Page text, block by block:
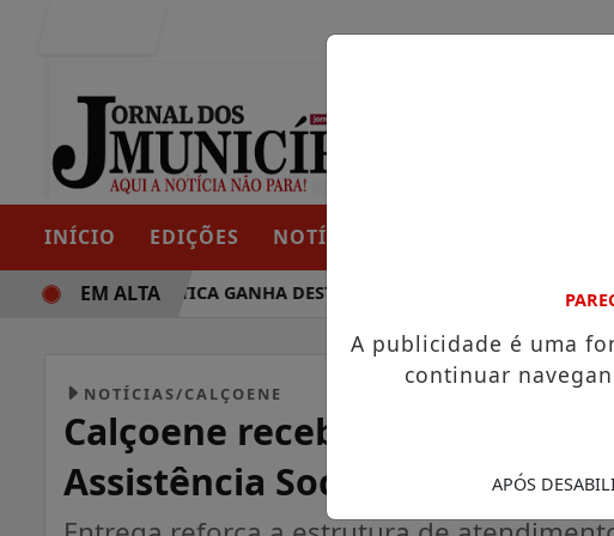
INÍCIO EDIÇÕES NOTÍCIAS
POLÍTICA GANHA DESTAQUE EM PORTO GRANDE COM
EM ALTA
NOTÍCIAS/CALÇOENE
Calçoene recebe novo veículo
Assistência Social
A publicidade é uma
continuar
APÓS